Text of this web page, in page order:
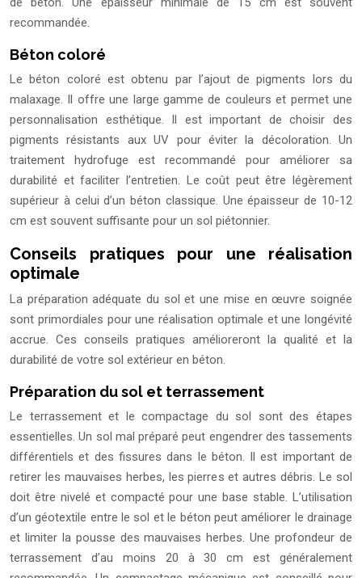
recommandée.
Béton coloré
Le béton coloré est obtenu par l’ajout de pigments lors du
malaxage. Il offre une large gamme de couleurs et permet une
personnalisation esthétique. Il est important de choisir des
pigments résistants aux UV pour éviter la décoloration. Un
traitement hydrofuge est recommandé pour améliorer sa
durabilité et faciliter l’entretien. Le coût peut être légèrement
supérieur à celui d’un béton classique. Une épaisseur de 10-12
cm est souvent suffisante pour un sol piétonnier.
Conseils pratiques pour une réalisation
optimale
La préparation adéquate du sol et une mise en œuvre soignée
sont primordiales pour une réalisation optimale et une longévité
accrue. Ces conseils pratiques amélioreront la qualité et la
durabilité de votre sol extérieur en béton.
Préparation du sol et terrassement
Le terrassement et le compactage du sol sont des étapes
essentielles. Un sol mal préparé peut engendrer des tassements
différentiels et des fissures dans le béton. Il est important de
retirer les mauvaises herbes, les pierres et autres débris. Le sol
doit être nivelé et compacté pour une base stable. L’utilisation
d’un géotextile entre le sol et le béton peut améliorer le drainage
et limiter la pousse des mauvaises herbes. Une profondeur de
terrassement d’au moins 20 à 30 cm est généralement